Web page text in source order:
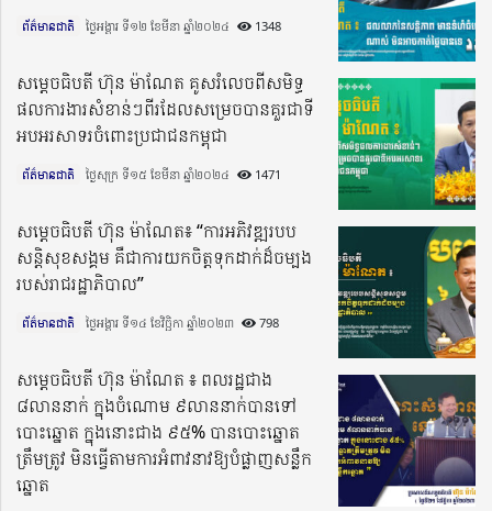
ព័ត៌មានជាតិ ថ្ងៃអង្គារ ទី១២ ខែមីនា ឆ្នាំ២០២៤​ 1348
សម្តេចធិបតី ហ៊ុន ម៉ាណែត គូសរំលេចពីសមិទ្ធ
ផលការងារសំខាន់ៗពីរដែលសម្រេចបានគួរជាទី
អបអរសាទរចំពោះប្រជាជនកម្ពុជា
ព័ត៌មានជាតិ ថ្ងៃសុក្រ ទី១៥ ខែមីនា ឆ្នាំ២០២៤​ 1471
សម្តេចធិបតី ហ៊ុន ម៉ាណែត៖ “ការអភិវឌ្ឍរបប
សន្តិសុខសង្គម គឺជាការយកចិត្តទុកដាក់ដ៏ចម្បង
របស់រាជរដ្ឋាភិបាល”
ព័ត៌មានជាតិ ថ្ងៃអង្គារ ទី១៤ ខែវិច្ឆិកា ឆ្នាំ២០២៣​ 798
សម្ដេចធិបតី ហ៊ុន ម៉ាណែត ៖ ពលរដ្ឋជាង
៨លាននាក់ ក្នុងចំណោម ៩លាននាក់បានទៅ
បោះឆ្នោត ក្នុងនោះជាង ៩៥% បានបោះឆ្នោត
ត្រឹមត្រូវ មិនធ្វើតាមការអំពាវនាវឱ្យបំផ្លាញសន្លឹក
ឆ្នោត